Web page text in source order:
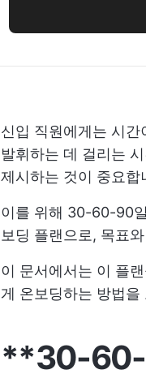
신입 직원에게는 시간
발휘하는 데 걸리는
제시하는 것이 중요합
이를 위해 30-60-90
보딩 플랜으로, 목표
이 문서에서는 이 플
게 온보딩하는 방법을
**30-60-